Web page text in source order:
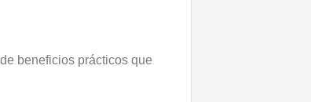
beneficios prácticos que